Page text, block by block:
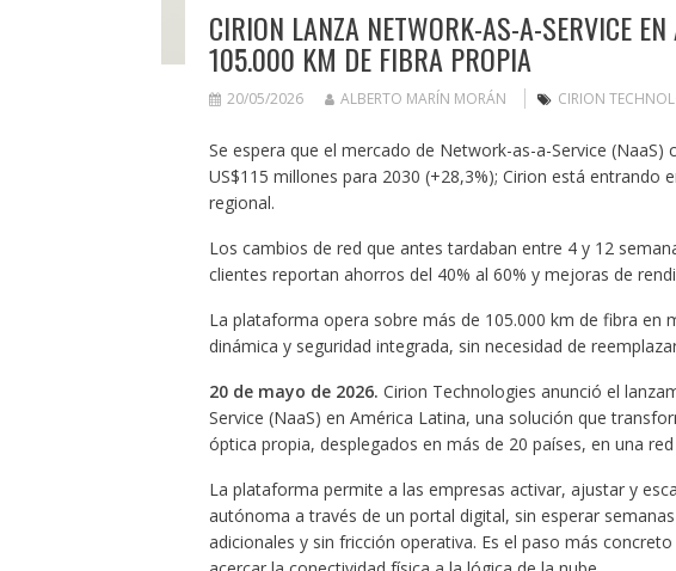
CIRION LANZA NETWORK-AS-A-SERVICE
105.000 KM DE FIBRA PROPIA
20/05/2026 ALBERTO MARÍN MORÁN CIRION
Se espera que el mercado de Network-as-a-Service (NaaS)
US$115 millones para 2030 (+28,3%); Cirion está
regional.
Los cambios de red que antes tardaban entre 4 y 12
clientes reportan ahorros del 40% al 60% y mejoras de
La plataforma opera sobre más de 105.000 km de fibra en
dinámica y seguridad integrada, sin necesidad de
20 de mayo de 2026. Cirion Technologies anunció el
Service (NaaS) en América Latina, una solución que
óptica propia, desplegados en más de 20 países, en una
La plataforma permite a las empresas activar, ajustar y
autónoma a través de un portal digital, sin esperar
adicionales y sin fricción operativa. Es el paso más